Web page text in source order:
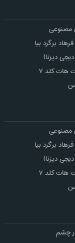
مصنوعی
برگرد بیا
دیزنا)
هات کلد ۷
مصنوعی
برگرد بیا
دیزنا)
هات کلد ۷
چشم